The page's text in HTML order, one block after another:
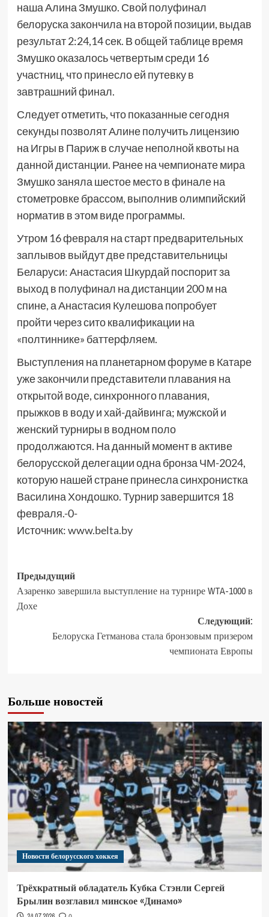
наша Алина Змушко. Свой полуфинал
белоруска закончила на второй позиции, выдав
результат 2:24,14 сек. В общей таблице время
Змушко оказалось четвертым среди 16
участниц, что принесло ей путевку в
завтрашний финал.
Следует отметить, что показанные сегодня
секунды позволят Алине получить лицензию
на Игры в Париж в случае неполной квоты на
данной дистанции. Ранее на чемпионате мира
Змушко заняла шестое место в финале на
стометровке брассом, выполнив олимпийский
норматив в этом виде программы.
Утром 16 февраля на старт предварительных
заплывов выйдут две представительницы
Беларуси: Анастасия Шкурдай поспорит за
выход в полуфинал на дистанции 200 м на
спине, а Анастасия Кулешова попробует
пройти через сито квалификации на
«полтиннике» баттерфляем.
Выступления на планетарном форуме в Катаре
уже закончили представители плавания на
открытой воде, синхронного плавания,
прыжков в воду и хай-дайвинга; мужской и
женский турниры в водном поло
продолжаются. На данный момент в активе
белорусской делегации одна бронза ЧМ-2024,
которую нашей стране принесла синхронистка
Василина Хондошко. Турнир завершится 18
февраля.-0-
Источник:www.belta.by
Предыдущий
Азаренко завершила выступление на турнире WTA-1000 в
Дохе
Следующий:
Белоруска Гетманова стала бронзовым призером
чемпионата Европы
Больше новостей
Новости белорусского хоккея
Трёхкратный обладатель Кубка Стэнли Сергей
Брылин возглавил минское «Динамо»